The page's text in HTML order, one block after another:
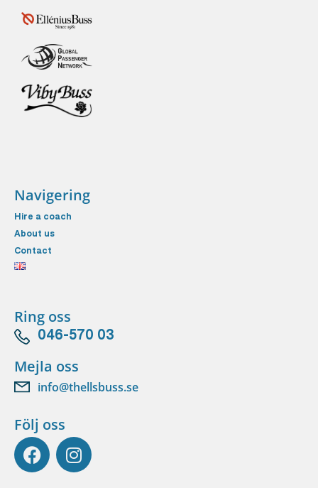
Navigering
Hire a coach
About us
Contact
Ring oss
046-570 03
Mejla oss
info@thellsbuss.se
Följ oss